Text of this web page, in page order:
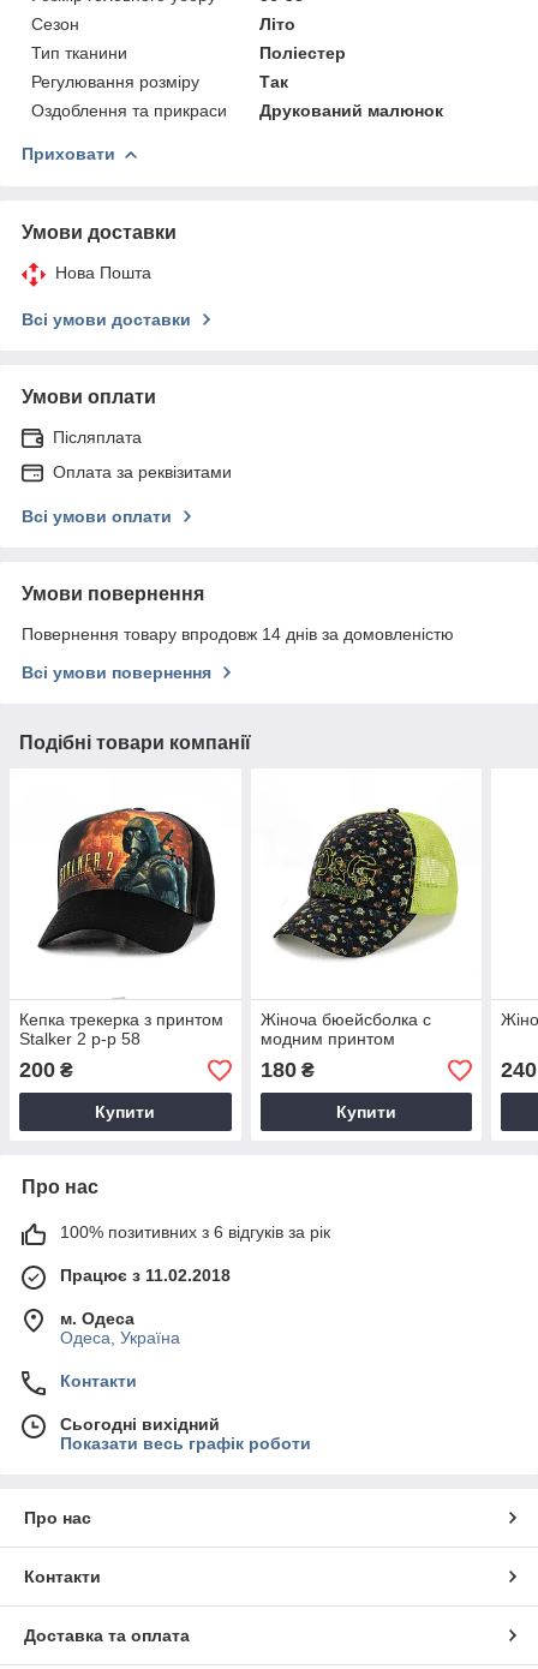
Сезон
Літо
Тип тканини
Поліестер
Регулювання розміру
Так
Оздоблення та прикраси
Друкований малюнок
Приховати
Умови доставки
Нова Пошта
Всі умови доставки
Умови оплати
Післяплата
Оплата за реквізитами
Всі умови оплати
Умови повернення
Повернення товару впродовж 14 днів за домовленістю
Всі умови повернення
Подібні товари компанії
Кепка трекерка з принтом
Stalker 2 р-р 58
200 ₴
Купити
Жіноча бюейсболка с
модним принтом
180₴
Купити
240
Про нас
100% позитивних з 6 відгуків за рік
Працює з 11.02.2018
м. Одеса
Одеса, Україна
Контакти
Сьогодні вихідний
Показати весь графік роботи
Про нас
Контакти
Доставка та оплата